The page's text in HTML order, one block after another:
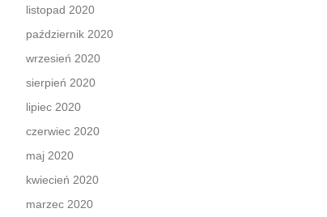
listopad 2020
październik 2020
wrzesień 2020
sierpień 2020
lipiec 2020
czerwiec 2020
maj 2020
kwiecień 2020
marzec 2020